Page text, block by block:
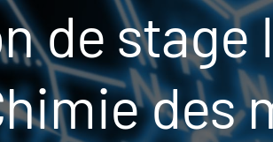
de stage
des